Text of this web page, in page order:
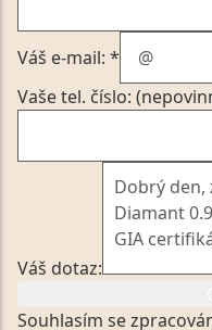
Váš e-mail: *
Vaše tel. číslo:
Váš dotaz:
Souhlasím se